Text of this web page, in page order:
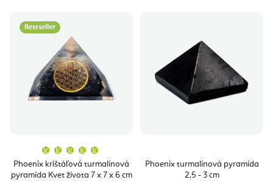
Bestseller
Phoenix krištáľová turmalínová
pyramída Kvet života 7 x 7 x 6 cm
produktu
je
5,0
Phoenix turmalínová pyramída
2,5 - 3 cm